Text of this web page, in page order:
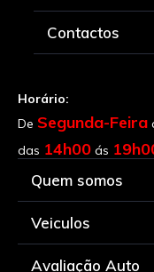
Contactos
Horário:
De Segunda-Feira
das 14h00 ás
Quem somos
Veiculos
Avaliação Auto